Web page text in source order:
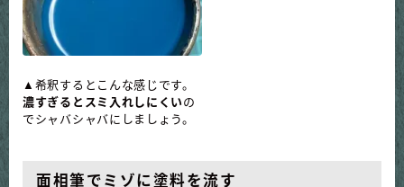
▲希釈するとこんな感じです。
濃すぎるとスミ入れしにくいの
でシャバシャバにしましょう。
面相筆でミゾに塗料を流す